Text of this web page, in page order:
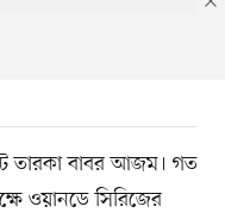
তারকা বাবর আজম। গত
ওয়ানডে সিরিজের